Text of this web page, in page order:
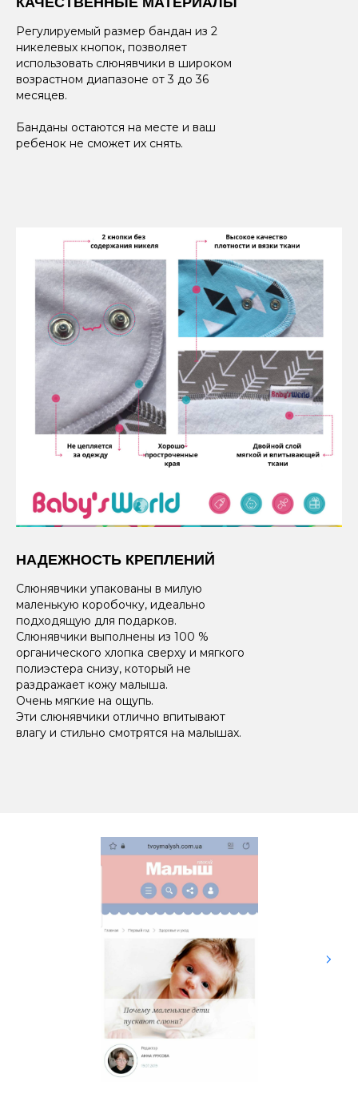
Регулируемый размер бандан из 2
никелевых кнопок, позволяет
использовать слюнявчики в широком
возрастном диапазоне от 3 до 36
месяцев.
Банданы остаются на месте и ваш
ребенок не сможет их снять.
НАДЕЖНОСТЬ КРЕПЛЕНИЙ
Слюнявчики упакованы в милую
маленькую коробочку, идеально
подходящую для подарков.
Слюнявчики выполнены из 100 %
органического хлопка сверху и мягкого
полиэстера снизу, который не
раздражает кожу малыша.
Очень мягкие на ощупь.
Эти слюнявчики отлично впитывают
влагу и стильно смотрятся на малышах.